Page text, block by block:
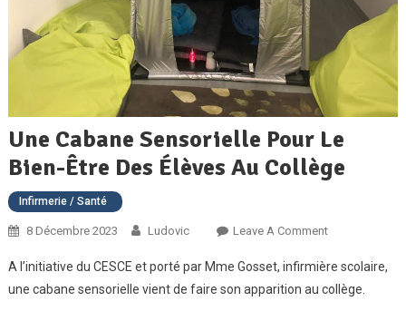
Une Cabane Sensorielle Pour Le
Bien-Être Des Élèves Au Collège
Infirmerie / Santé
8 Décembre 2023 Ludovic Leave A CommentOn
Cabane
Sensorielle
A l’initiative du CESCE et porté par Mme Gosset, infirmière scolaire,
une cabane sensorielle vient de faire son apparition au collège.